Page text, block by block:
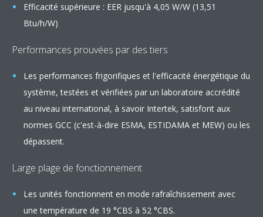
Efficacité supérieure : EER jusqu'à 4,05 W/W (13,51
Btu/h/W)
Performances prouvées par des tiers
Les performances frigorifiques et l'efficacité énergétique du
système, testées et vérifiées par un laboratoire accrédité
au niveau international, à savoir Intertek, satisfont aux
normes GCC (c'est-à-dire ESMA, ESTIDAMA et MEW) ou les
dépassent.
Large plage de fonctionnement
Les unités fonctionnent en mode rafraîchissement avec
une température de 19 °CBS à 52 °CBS.